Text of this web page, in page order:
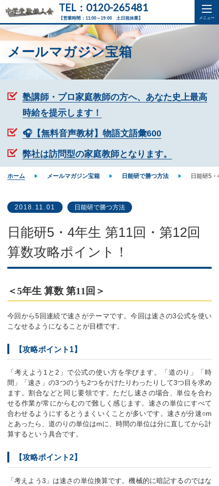
【営業時間：11:00～19:00 土日祝休業】
TEL：0120-265481
メールマガジン宝箱
塾講師・プロ家庭教師の方へ、あなた史上最高
時給を提示します！
🎧【無料音声教材】物語文語彙600
弊社は訪問型の家庭教師となります。
ホーム メールマガジン宝箱 日能研で勝つ方法 日能研5
2018.11.01 日能研で勝つ方法
日能研5・4年生 第11回・第12回
算数攻略ポイント！
＜5年生 算数 第11回＞
今回から5回連続で速さがテーマです。今回は速さの3公式を使い
こなせるようになることが目標です。
【攻略ポイント1】
「考えよう1と2」で公式の使い方を学びます。「道のり」「時
間」「速さ」の3つのうち2つをかけたりわったりして3つ目を求め
ます。割合などと同じ要領です。ただし速さの場合、単位を合わ
せる作業が常にからむので難しく感じます。速さの単位にすべて
合わせるようにするとうまくいくことが多いです。速さが分速○m
とあったら、道のりの単位はmに、時間の単位は分に直してから計
算するという具合です。
【攻略ポイント2】
「考えよう3」は速さの単位換算です。機械的に暗記するのではな